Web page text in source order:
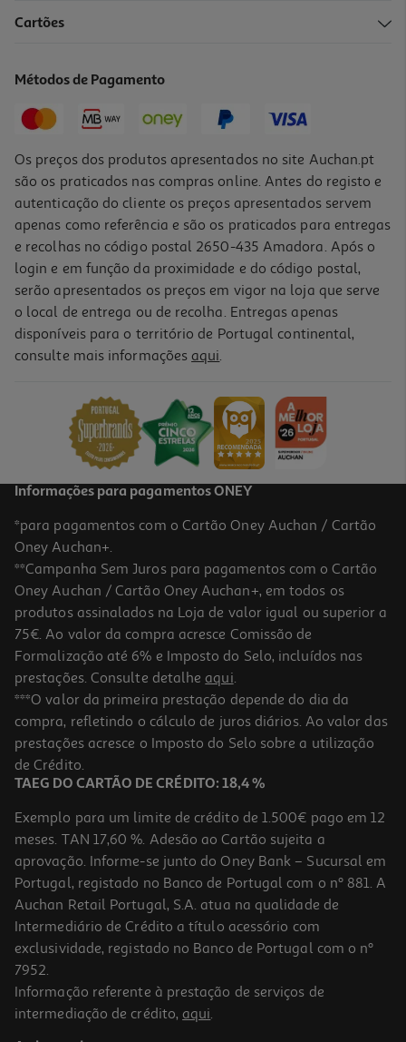
Deo Roll-On Narta Max Resist Sensível 50ml
Desodorizante Roll-On Dermo Protetivo Feno De Portugal 50 Ml
95.8 €/Lt
4,79 €
Desodorizante Roll-On Frescura Energizante Feno De Portugal 50
Ml
Cartões
Métodos de Pagamento
Os preços dos produtos apresentados no site Auchan.pt
são os praticados nas compras online. Antes do registo e
autenticação do cliente os preços apresentados servem
apenas como referência e são os praticados para entregas
e recolhas no código postal 2650-435 Amadora. Após o
login e em função da proximidade e do código postal,
serão apresentados os preços em vigor na loja que serve
o local de entrega ou de recolha. Entregas apenas
disponíveis para o território de Portugal continental,
consulte mais informações aqui.
Informações para pagamentos ONEY
*para pagamentos com o Cartão Oney Auchan / Cartão
Oney Auchan+.
**Campanha Sem Juros para pagamentos com o Cartão
Oney Auchan / Cartão Oney Auchan+, em todos os
produtos assinalados na Loja de valor igual ou superior a
75€. Ao valor da compra acresce Comissão de
Formalização até 6% e Imposto do Selo, incluídos nas
prestações. Consulte detalhe aqui.
***O valor da primeira prestação depende do dia da
compra, refletindo o cálculo de juros diários. Ao valor das
prestações acresce o Imposto do Selo sobre a utilização
de Crédito.
TAEG DO CARTÃO DE CRÉDITO: 18,4 %
Exemplo para um limite de crédito de 1.500€ pago em 12
meses. TAN 17,60 %. Adesão ao Cartão sujeita a
aprovação. Informe-se junto do Oney Bank – Sucursal em
Portugal, registado no Banco de Portugal com o nº 881. A
Auchan Retail Portugal, S.A. atua na qualidade de
Intermediário de Crédito a título acessório com
exclusividade, registado no Banco de Portugal com o nº
7952.
Informação referente à prestação de serviços de
intermediação de crédito, aqui.